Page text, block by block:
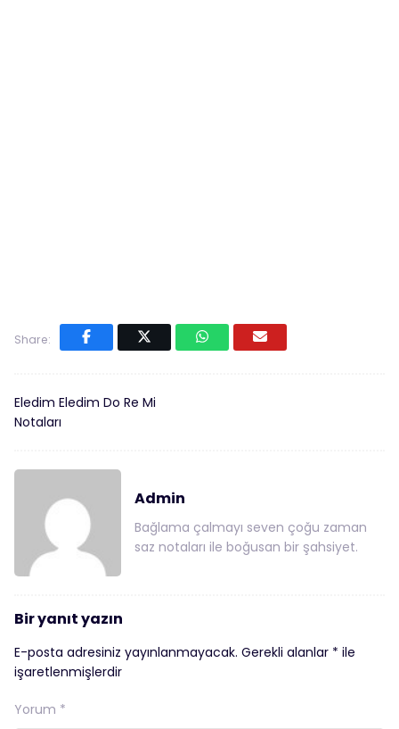
Share:
Eledim Eledim Do Re Mi
Notaları
Admin
Bağlama çalmayı seven çoğu zaman
saz notaları ile boğusan bir şahsiyet.
Bir yanıt yazın
E-posta adresiniz yayınlanmayacak. Gerekli alanlar * ile
işaretlenmişlerdir
Yorum *